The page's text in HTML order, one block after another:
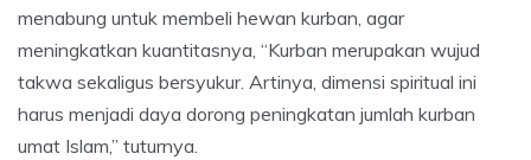
menabung untuk membeli hewan kurban, agar
meningkatkan kuantitasnya, “Kurban merupakan wujud
takwa sekaligus bersyukur. Artinya, dimensi spiritual ini
harus menjadi daya dorong peningkatan jumlah kurban
umat Islam,” tuturnya.